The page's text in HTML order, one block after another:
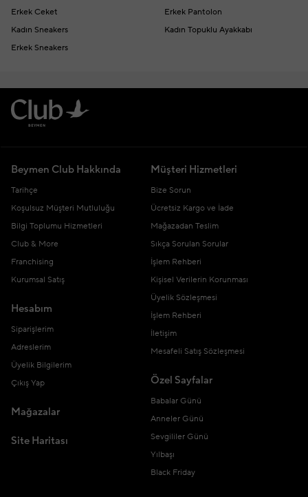
Erkek Ceket
Erkek Pantolon
Kadın Sneakers
Kadın Topuklu Ayakkabı
Erkek Sneakers
Beymen Club Hakkında
Tarihçe
Koşulsuz Müşteri Mutluluğu
Bilgi Toplumu Hizmetleri
Club & More
Franchising
Kurumsal Satış
Hesabım
Siparişlerim
Adreslerim
Üyelik Bilgilerim
Çıkış Yap
Mağazalar
Site Haritası
Müşteri Hizmetleri
Bize Sorun
Ücretsiz Kargo ve İade
Mağazadan Teslim
Sıkça Sorulan Sorular
İşlem Rehberi
Kişisel Verilerin Korunması
Üyelik Sözleşmesi
İşlem Rehberi
İletişim
Mesafeli Satış Sözleşmesi
Özel Sayfalar
Babalar Günü
Anneler Günü
Sevgililer Günü
Yılbaşı
Black Friday